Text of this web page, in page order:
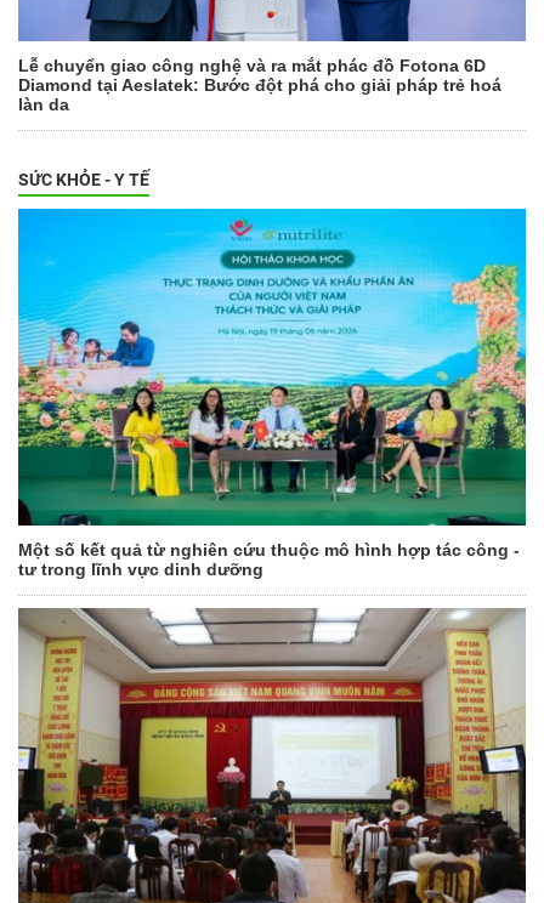
Lễ chuyển giao công nghệ và ra mắt phác đồ Fotona 6D
Diamond tại Aeslatek: Bước đột phá cho giải pháp trẻ hoá
làn da
SỨC KHỎE - Y TẾ
Một số kết quả từ nghiên cứu thuộc mô hình hợp tác công -
tư trong lĩnh vực dinh dưỡng